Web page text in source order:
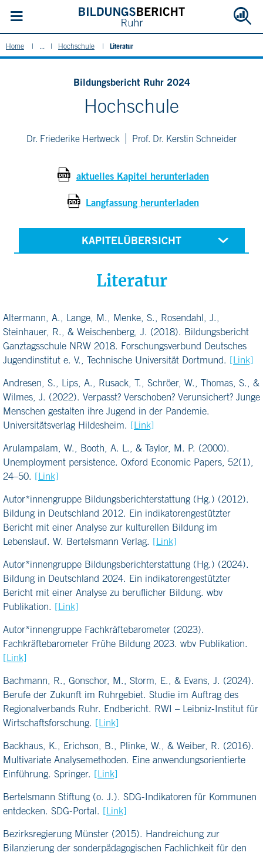
Home ... Hochschule Literatur
Bildungsbericht Ruhr 2024
Hochschule
Dr. Friederike Hertweck Prof. Dr. Kerstin Schneider
aktuelles Kapitel herunterladen
Langfassung herunterladen
KAPITELÜBERSICHT
Literatur
Altermann, A., Lange, M., Menke, S., Rosendahl, J.,
Steinhauer, R., & Weischenberg, J. (2018). Bildungsbericht
Ganztagsschule NRW 2018. Forschungsverbund Deutsches
Jugendinstitut e. V., Technische Universität Dortmund. [Link]
Andresen, S., Lips, A., Rusack, T., Schröer, W., Thomas, S., &
Wilmes, J. (2022). Verpasst? Verschoben? Verunsichert? Junge
Menschen gestalten ihre Jugend in der Pandemie.
Universitätsverlag Hildesheim. [Link]
Arulampalam, W., Booth, A. L., & Taylor, M. P. (2000).
Unemployment persistence. Oxford Economic Papers, 52(1),
24–50. [Link]
Autor*innengruppe Bildungsberichterstattung (Hg.) (2012).
Bildung in Deutschland 2012. Ein indikatorengestützter
Bericht mit einer Analyse zur kulturellen Bildung im
Lebenslauf. W. Bertelsmann Verlag. [Link]
Autor*innengruppe Bildungsberichterstattung (Hg.) (2024).
Bildung in Deutschland 2024. Ein indikatorengestützter
Bericht mit einer Analyse zu beruflicher Bildung. wbv
Publikation. [Link]
Autor*innengruppe Fachkräftebarometer (2023).
Fachkräftebarometer Frühe Bildung 2023. wbv Publikation.
[Link]
Bachmann, R., Gonschor, M., Storm, E., & Evans, J. (2024).
Berufe der Zukunft im Ruhrgebiet. Studie im Auftrag des
Regionalverbands Ruhr. Endbericht. RWI – Leibniz-Institut für
Wirtschaftsforschung. [Link]
Backhaus, K., Erichson, B., Plinke, W., & Weiber, R. (2016).
Multivariate Analysemethoden. Eine anwendungsorientierte
Einführung. Springer. [Link]
Bertelsmann Stiftung (o. J.). SDG-Indikatoren für Kommunen
entdecken. SDG-Portal. [Link]
Bezirksregierung Münster (2015). Handreichung zur
Bilanzierung der sonderpädagogischen Fachlichkeit für den